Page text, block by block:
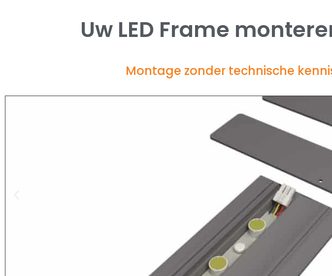
Uw LED Frame
Montage zonder technische